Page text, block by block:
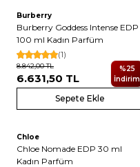
Burberry
Burberry Goddess Intense EDP
100 ml Kadın Parfüm
(1)
8.842,00TL
6.631,50 TL
%25
İndirim
Sepete Ekle
5
Chloe
Chloe Nomade EDP 30 ml
Kadın Parfüm